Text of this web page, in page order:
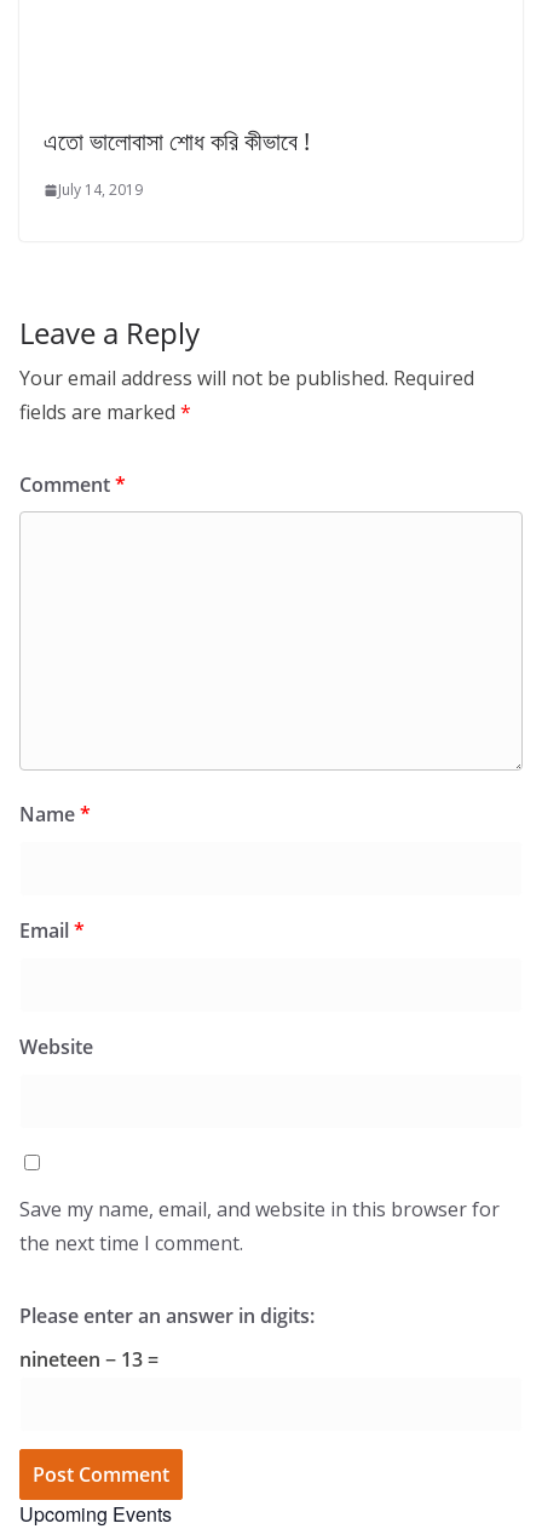
এতো ভালোবাসা শোধ করি কীভাবে !
July 14, 2019
Leave a Reply
Your email address will not be published. Required
fields are marked *
Comment*
Name*
Email*
Website
Save my name, email, and website in this browser for
the next time I comment.
Please enter an answer in digits:
nineteen − 13 =
Upcoming Events